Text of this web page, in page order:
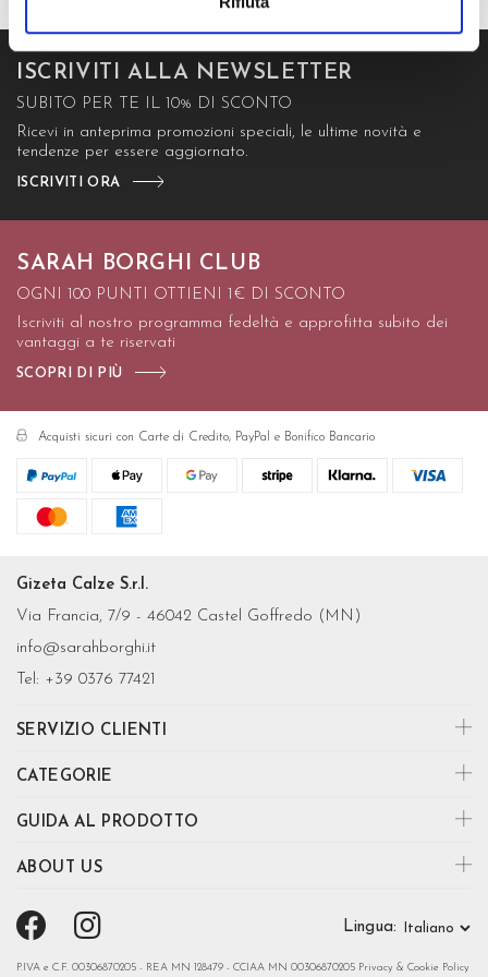
ISCRIVITI ALLA NEWSLETTER
SUBITO PER TE IL 10% DI SCONTO
Ricevi in anteprima promozioni speciali, le ultime novità e
tendenze per essere aggiornato.
ISCRIVITI ORA
SARAH BORGHI CLUB
OGNI 100 PUNTI OTTIENI 1€ DI SCONTO
Iscriviti al nostro programma fedeltà e approfitta subito dei
vantaggi a te riservati
SCOPRI DI PIÙ
Acquisti sicuri con Carte di Credito, PayPal e Bonifico Bancario
Gizeta Calze S.r.l.
Via Francia, 7/9 - 46042 Castel Goffredo (MN)
info@sarahborghi.it
Tel: +39 0376 77421
SERVIZIO CLIENTI
CATEGORIE
GUIDA AL PRODOTTO
ABOUT US
P.IVA e C.F. 00306870205 - REA MN 128479 - CCIAA MN 00306870205 Privacy & Cookie Policy
Lingua: